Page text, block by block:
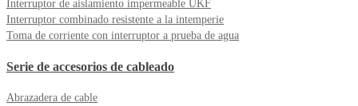
Interruptor de aislamiento impermeable UKF
Interruptor combinado resistente a la intemperie
Toma de corriente con interruptor a prueba de agua
Serie de accesorios de cableado
Abrazadera de cable